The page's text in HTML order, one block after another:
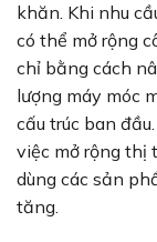
khăn. Khi nhu
có thể mở rộng
chỉ bằng cách
lượng máy móc
cấu trúc ban
việc mở rộng thị
dùng các sản
tăng.